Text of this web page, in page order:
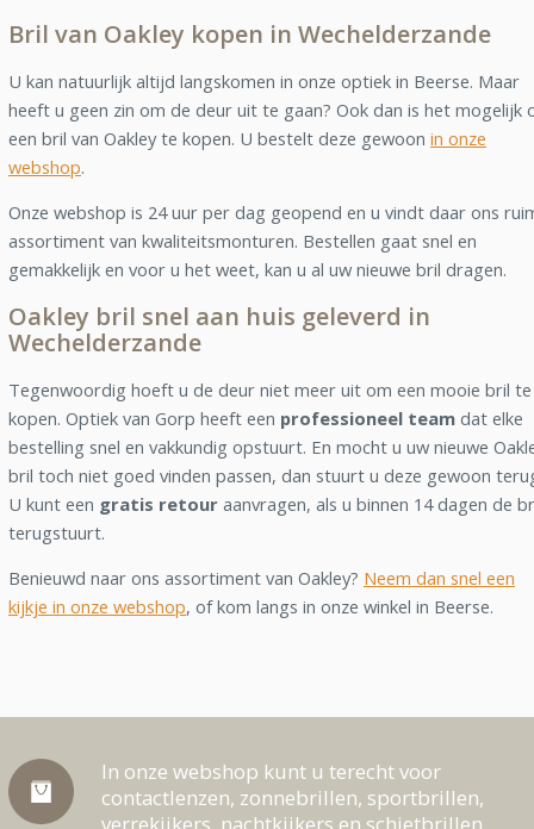
Bril van Oakley kopen in Wechelderzande
U kan natuurlijk altijd langskomen in onze optiek in Beerse. Maar
heeft u geen zin om de deur uit te gaan? Ook dan is het mogelijk
een bril van Oakley te kopen. U bestelt deze gewoon in onze
webshop.
Onze webshop is 24 uur per dag geopend en u vindt daar ons
assortiment van kwaliteitsmonturen. Bestellen gaat snel en
gemakkelijk en voor u het weet, kan u al uw nieuwe bril dragen.
Oakley bril snel aan huis geleverd in
Wechelderzande
Tegenwoordig hoeft u de deur niet meer uit om een mooie bril te
kopen. Optiek van Gorp heeft een professioneel team dat elke
bestelling snel en vakkundig opstuurt. En mocht u uw nieuwe
bril toch niet goed vinden passen, dan stuurt u deze gewoon
U kunt een gratis retour aanvragen, als u binnen 14 dagen de
terugstuurt.
Benieuwd naar ons assortiment van Oakley? Neem dan snel een
kijkje in onze webshop, of kom langs in onze winkel in Beerse.
In onze webshop kunt u terecht voor
contactlenzen, zonnebrillen, sportbrillen,